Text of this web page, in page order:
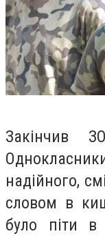
надійного,
словом в
було піти